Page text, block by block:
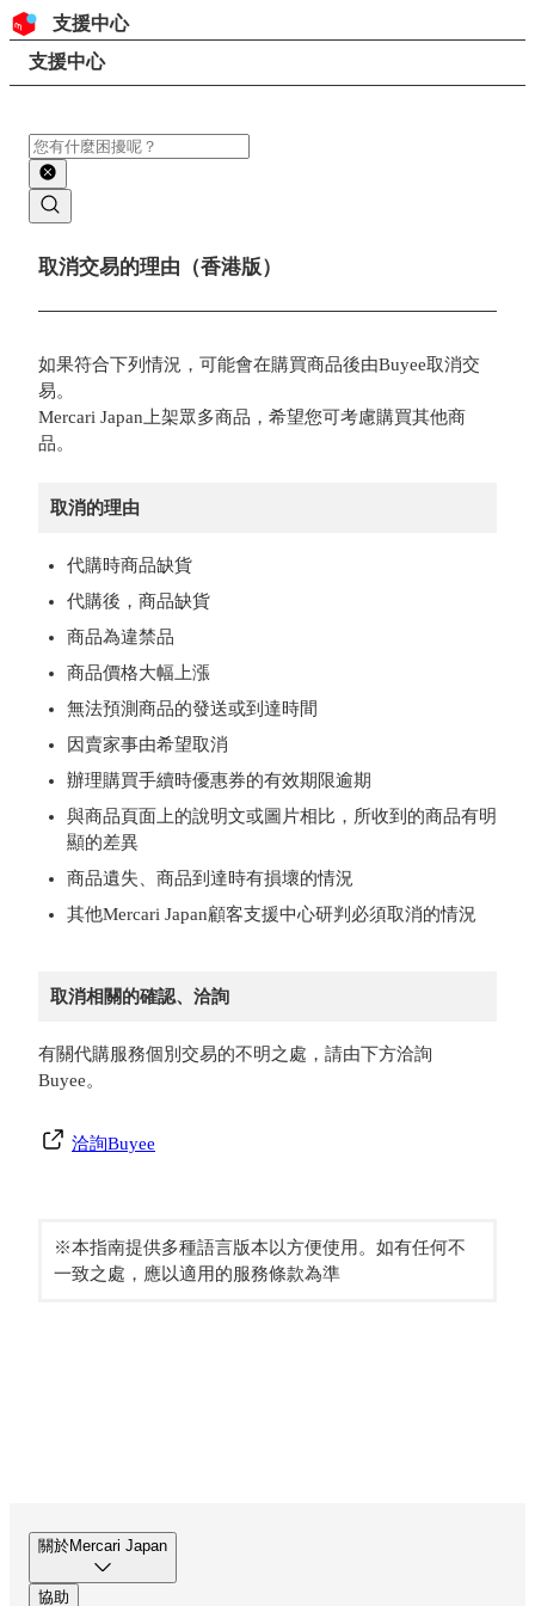
跳至內容
頁首支援中心
搜尋
頁面路徑
支援中心
搜尋
主要內容
取消交易的理由（香港版）
如果符合下列情況，可能會在購買商品後由Buyee取消交
易。
Mercari Japan上架眾多商品，希望您可考慮購買其他商
品。
取消的理由
代購時商品缺貨
代購後，商品缺貨
商品為違禁品
商品價格大幅上漲
無法預測商品的發送或到達時間
因賣家事由希望取消
辦理購買手續時優惠券的有效期限逾期
與商品頁面上的說明文或圖片相比，所收到的商品有明
顯的差異
商品遺失、商品到達時有損壞的情況
其他Mercari Japan顧客支援中心研判必須取消的情況
取消相關的確認、洽詢
有關代購服務個別交易的不明之處，請由下方洽詢
Buyee。
洽詢Buyee
※本指南提供多種語言版本以方便使用。如有任何不
一致之處，應以適用的服務條款為準
關於Mercari Japan
協助